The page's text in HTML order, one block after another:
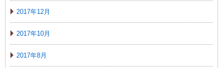
2017年12月
2017年10月
2017年8月